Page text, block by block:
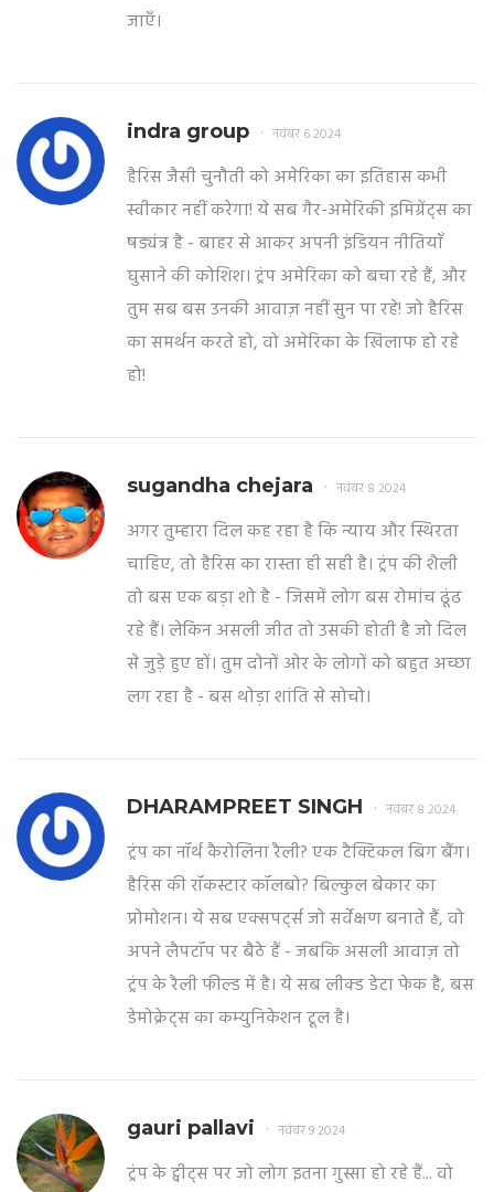
जाएँ।
indra group नवंबर 6 2024
हैरिस जैसी चुनौती को अमेरिका का इतिहास कभी
स्वीकार नहीं करेगा! ये सब गैर-अमेरिकी इमिग्रेंट्स का
षड्यंत्र है - बाहर से आकर अपनी इंडियन नीतियाँ
घुसाने की कोशिश। ट्रंप अमेरिका को बचा रहे हैं, और
तुम सब बस उनकी आवाज़ नहीं सुन पा रहे! जो हैरिस
का समर्थन करते हो, वो अमेरिका के खिलाफ हो रहे
हो!
sugandha chejara नवंबर 8 2024
अगर तुम्हारा दिल कह रहा है कि न्याय और स्थिरता
चाहिए, तो हैरिस का रास्ता ही सही है। ट्रंप की शैली
तो बस एक बड़ा शो है - जिसमें लोग बस रोमांच ढूंढ
रहे हैं। लेकिन असली जीत तो उसकी होती है जो दिल
से जुड़े हुए हों। तुम दोनों ओर के लोगों को बहुत अच्छा
लग रहा है - बस थोड़ा शांति से सोचो।
DHARAMPREET SINGH नवंबर 8 2024
ट्रंप का नॉर्थ कैरोलिना रैली? एक टैक्टिकल बिग बैंग।
हैरिस की रॉकस्टार कॉलबो? बिल्कुल बेकार का
प्रोमोशन। ये सब एक्सपर्ट्स जो सर्वेक्षण बनाते हैं, वो
अपने लैपटॉप पर बैठे हैं - जबकि असली आवाज़ तो
ट्रंप के रैली फील्ड में है। ये सब लीक्ड डेटा फेक है, बस
डेमोक्रेट्स का कम्युनिकेशन टूल है।
gauri pallavi नवंबर 9 2024
ट्रंप के ट्वीट्स पर जो लोग इतना गुस्सा हो रहे हैं... वो